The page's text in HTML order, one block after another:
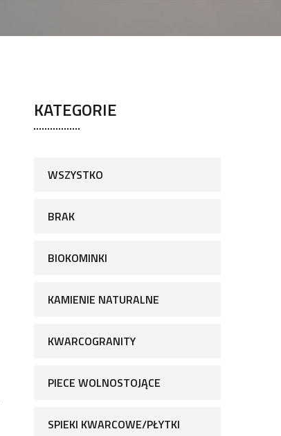
KATEGORIE
WSZYSTKO
BRAK
BIOKOMINKI
KAMIENIE NATURALNE
KWARCOGRANITY
PIECE WOLNOSTOJĄCE
SPIEKI KWARCOWE/PŁYTKI